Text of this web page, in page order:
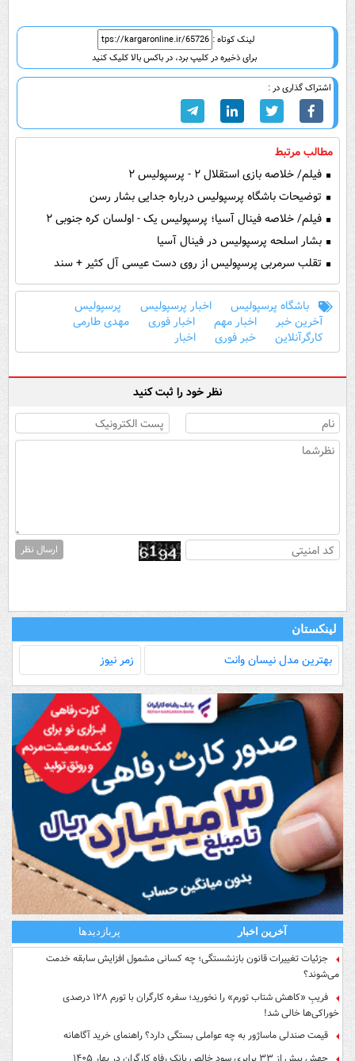
لینک کوتاه :
برای ذخیره در کلیپ برد، در باکس بالا کلیک کنید
اشتراک گذاری در :
مطالب مرتبط
فیلم/ خلاصه بازی استقلال ۲ - پرسپولیس ۲
توضیحات باشگاه پرسپولیس درباره جدایی بشار رسن
فیلم/ خلاصه فینال آسیا؛ پرسپولیس یک - اولسان کره جنوبی ۲
بشار اسلحه پرسپولیس در فینال آسیا
تقلب سرمربی پرسپولیس از روی دست عیسی آل کثیر + سند
باشگاه پرسپولیس اخبار پرسپولیس
پرسپولیس
آخرین خبر
اخبار مهم اخبار فوری
مهدی طارمی
کارگرآنلاین
خبر فوری اخبار
نظر خود را ثبت کنید
ارسال نظر
لینکستان
بهترین مدل‌ نیسان وانت زمر نیوز
آخرین اخبار پربازدیدها
جزئیات تغییرات قانون بازنشستگی؛ چه کسانی مشمول افزایش سابقه خدمت
می‌شوند؟
فریبِ «کاهش شتاب تورم» را نخورید؛ سفره کارگران با تورم ۱۲۸ درصدی
خوراکی‌ها خالی شد!
قیمت صندلی ماساژور به چه عواملی بستگی دارد؟ راهنمای خرید آگاهانه